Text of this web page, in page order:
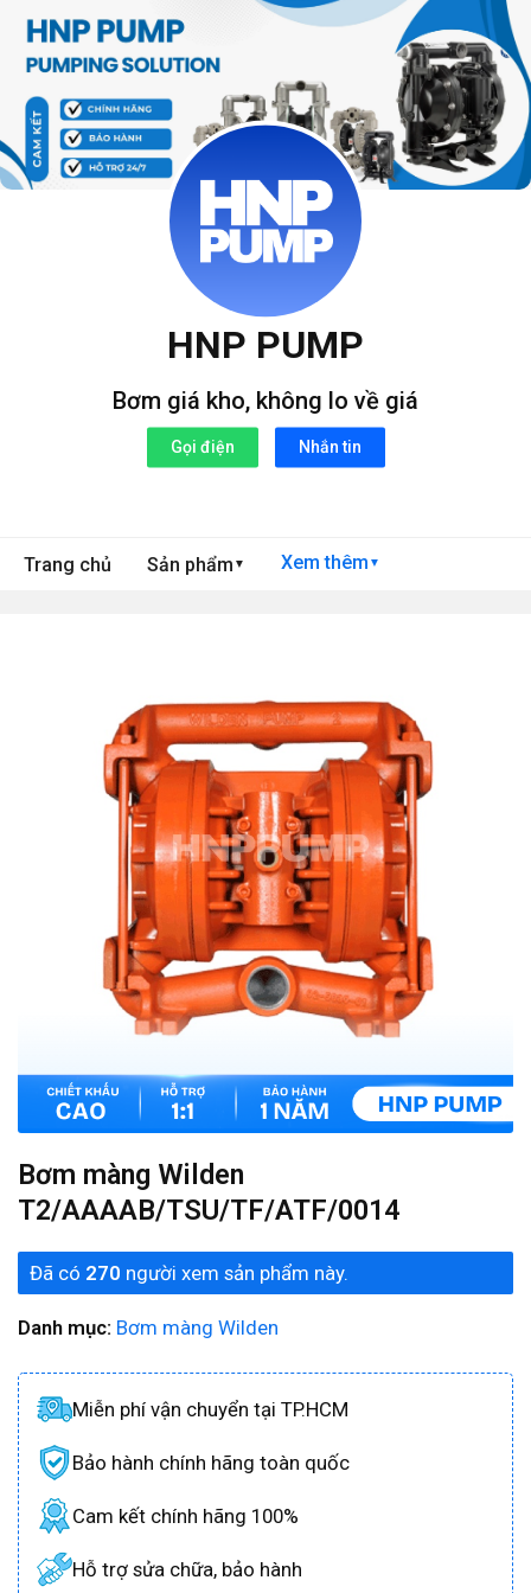
qua
dung
HNP PUMP
Bơm giá kho, không lo về giá
Gọi điện Nhắn tin
Trang chủ Sản phẩm ▼ Xem thêm ▼
Bơm màng Wilden
T2/AAAAB/TSU/TF/ATF/0014
Đã có 270 người xem sản phẩm này.
Danh mục: Bơm màng Wilden
Miễn phí vận chuyển tại TP.HCM
Bảo hành chính hãng toàn quốc
Cam kết chính hãng 100%
Hỗ trợ sửa chữa, bảo hành